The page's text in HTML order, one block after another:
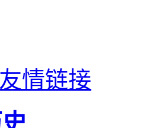
情链接